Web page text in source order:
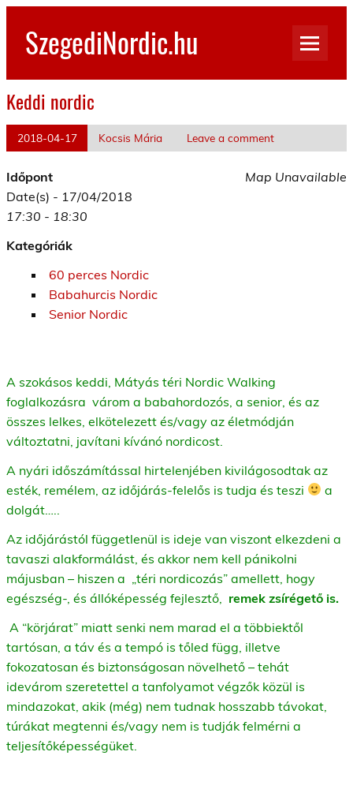
Skip
contentSzegediNordic.hu
Keddi nordic
2018-04-17 Kocsis Mária Leave a comment
Map Unavailable
Időpont
Date(s) - 17/04/2018
17:30 - 18:30
Kategóriák
60 perces Nordic
Babahurcis Nordic
Senior Nordic
A szokásos keddi, Mátyás téri Nordic Walking
foglalkozásra várom a babahordozós, a senior, és az
összes lelkes, elkötelezett és/vagy az életmódján
változtatni, javítani kívánó nordicost.
A nyári időszámítással hirtelenjében kivilágosodtak az
esték, remélem, az időjárás-felelős is tudja és teszi
a
dolgát…..
Az időjárástól függetlenül is ideje van viszont elkezdeni a
tavaszi alakformálást, és akkor nem kell pánikolni
májusban – hiszen a
„téri nordicozás” amellett, hogy
egészség-, és állóképesség fejlesztő, remek zsírégető is.
A “körjárat” miatt senki nem marad el a többiektől
tartósan, a táv és a tempó is tőled függ, illetve
fokozatosan és biztonságosan növelhető – tehát
idevárom szeretettel a tanfolyamot végzők közül is
mindazokat, akik (még) nem tudnak hosszabb távokat,
túrákat megtenni és/vagy nem is tudják felmérni a
teljesítőképességüket.